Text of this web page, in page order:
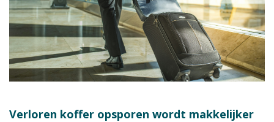
Verloren koffer opsporen wordt makkelijker